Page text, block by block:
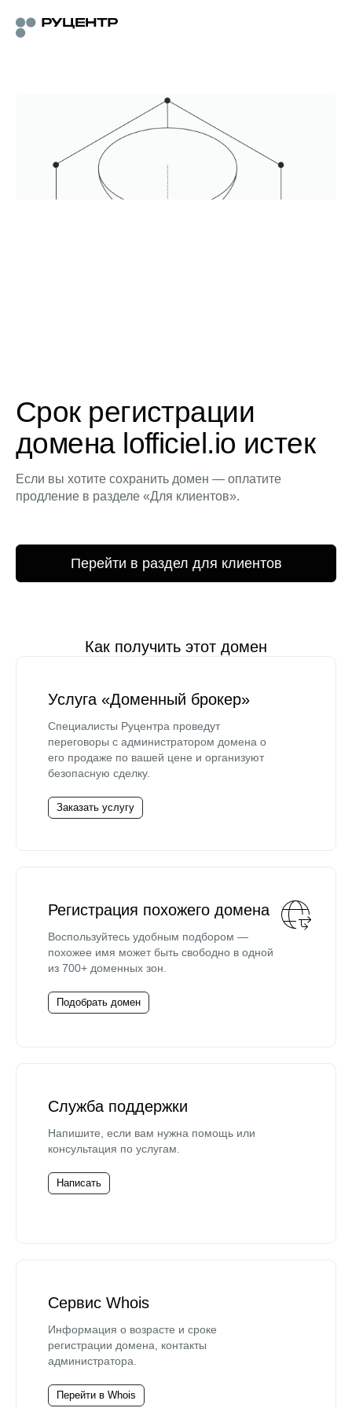
Срок регистрации
домена lofficiel.io истек
Если вы хотите сохранить домен — оплатите
продление в разделе «Для клиентов».
Перейти в раздел для клиентов
Как получить этот домен
Услуга «Доменный брокер»
Специалисты Руцентра проведут
переговоры с администратором домена о
его продаже по вашей цене и организуют
безопасную сделку.
Заказать услугу
Регистрация похожего домена
Воспользуйтесь удобным подбором —
похожее имя может быть свободно в одной
из 700+ доменных зон.
Подобрать домен
Служба поддержки
Напишите, если вам нужна помощь или
консультация по услугам.
Написать
Сервис Whois
Информация о возрасте и сроке
регистрации домена, контакты
администратора.
Перейти в Whois